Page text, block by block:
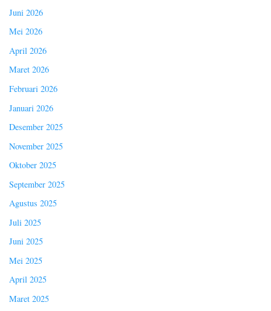
Juni 2026
Mei 2026
April 2026
Maret 2026
Februari 2026
Januari 2026
Desember 2025
November 2025
Oktober 2025
September 2025
Agustus 2025
Juli 2025
Juni 2025
Mei 2025
April 2025
Maret 2025